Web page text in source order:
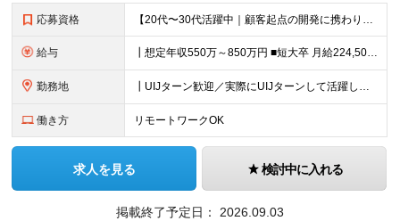
応募資格 【20代〜30代活躍中｜顧客起点の開発に携わりたい方歓迎】 ┃必須条件 ■C言語による組み込み実装経験をお持ちの方 ■既存課題に対し、AIでの現実的な解決方法を要件設計した経験をお持ちの方 ■仕様や要
給与 ┃想定年収550万～850万円 ■短大卒 月給224,500円～ ■高専卒 月給262,000円～ ■大学卒 月給287,000円～ ■修士了 月給314,000円～ ■博士了 月給355,
勤務地 ┃UIJターン歓迎／実際にUIJターンして活躍している社員多数 ┃マイカー、バイク通勤可 ◇京都・大阪からのアクセスも良好 └京都駅から約20分 └大阪駅から約50分 【草津事業所】 滋賀県草津市
働き方 リモートワークOK
求人を見る 検討中に入れる
掲載終了予定日： 2026.09.03